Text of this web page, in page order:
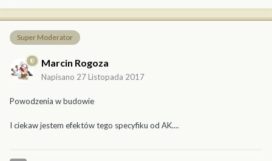
Super Moderator
Marcin Rogoza
Napisano 27 Listopada 2017
Powodzenia w budowie
I ciekaw jestem efektów tego specyfiku od AK....